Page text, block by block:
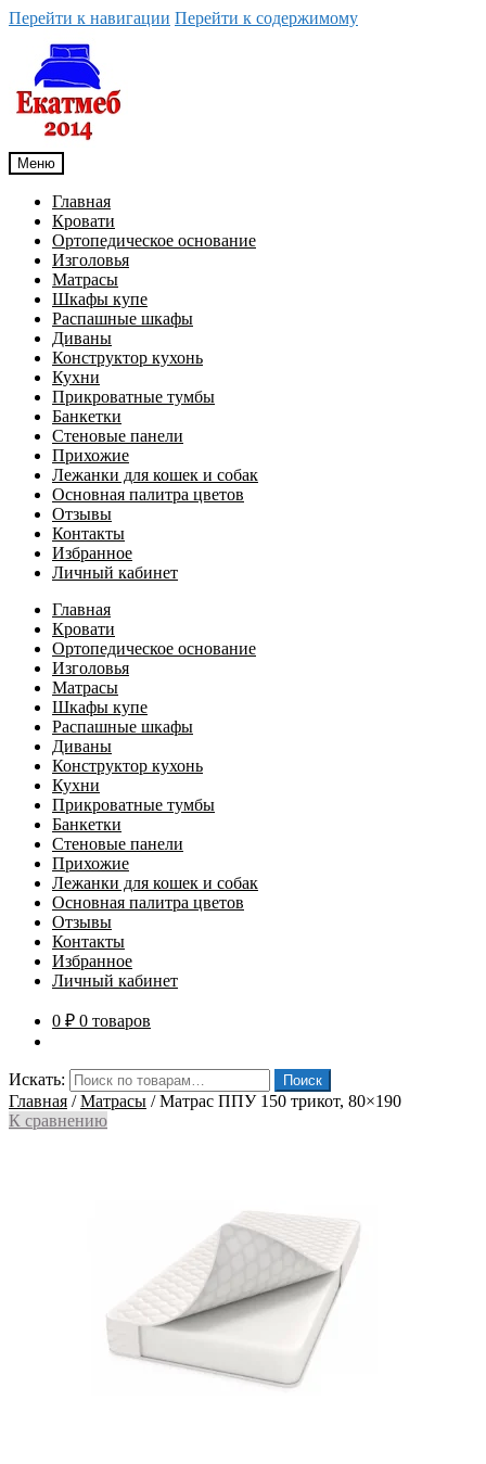
Перейти к навигации Перейти к содержимому
Меню
Главная
Кровати
Ортопедическое основание
Изголовья
Матрасы
Шкафы купе
Распашные шкафы
Диваны
Конструктор кухонь
Кухни
Прикроватные тумбы
Банкетки
Стеновые панели
Прихожие
Лежанки для кошек и собак
Основная палитра цветов
Отзывы
Контакты
Избранное
Личный кабинет
Главная
Кровати
Ортопедическое основание
Изголовья
Матрасы
Шкафы купе
Распашные шкафы
Диваны
Конструктор кухонь
Кухни
Прикроватные тумбы
Банкетки
Стеновые панели
Прихожие
Лежанки для кошек и собак
Основная палитра цветов
Отзывы
Контакты
Избранное
Личный кабинет
0 ₽ 0 товаров
Искать: Поиск
Главная /Матрасы /Матрас ППУ 150 трикот, 80×190
К сравнению